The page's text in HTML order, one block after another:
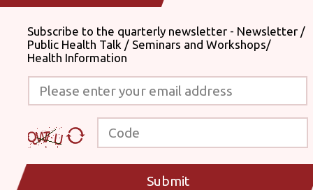
Subscribe to the quarterly newsletter - Newsletter /
Public Health Talk / Seminars and Workshops/
Health Information
Please enter your email address
Code
Submit